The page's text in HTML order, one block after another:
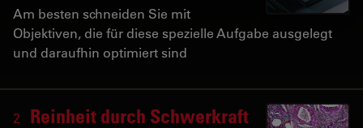
Am besten schneiden Sie mit
Objektiven, die für diese spezielle Aufgabe ausgelegt
und daraufhin optimiert sind
2 Reinheit durch Schwerkraft